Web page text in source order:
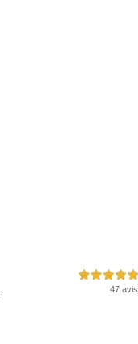
5,0 étoiles sur 5
47 avis